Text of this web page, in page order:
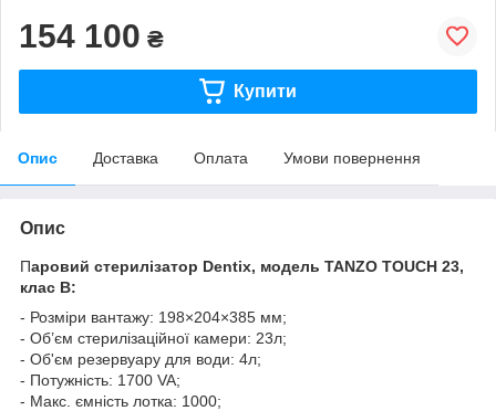
154 100 ₴
Купити
Опис Доставка Оплата Умови повернення
Опис
Паровий стерилізатор Dentix, модель TANZO TOUCH 23,
клас В:
- Розміри вантажу: 198×204×385 мм;
- Об’єм стерилізаційної камери: 23л;
- Об'єм резервуару для води: 4л;
- Потужність: 1700 VA;
- Макс. ємність лотка: 1000;